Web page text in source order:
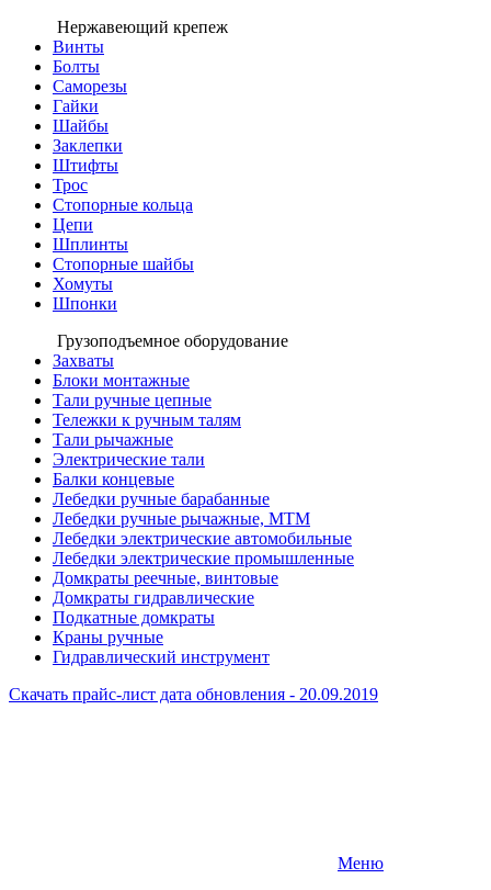
Нержавеющий крепеж
Винты
Болты
Саморезы
Гайки
Шайбы
Заклепки
Штифты
Трос
Стопорные кольца
Цепи
Шплинты
Стопорные шайбы
Хомуты
Шпонки
Грузоподъемное оборудование
Захваты
Блоки монтажные
Тали ручные цепные
Тележки к ручным талям
Тали рычажные
Электрические тали
Балки концевые
Лебедки ручные барабанные
Лебедки ручные рычажные, МТМ
Лебедки электрические автомобильные
Лебедки электрические промышленные
Домкраты реечные, винтовые
Домкраты гидравлические
Подкатные домкраты
Краны ручные
Гидравлический инструмент
Скачать прайс-лист дата обновления - 20.09.2019
Меню